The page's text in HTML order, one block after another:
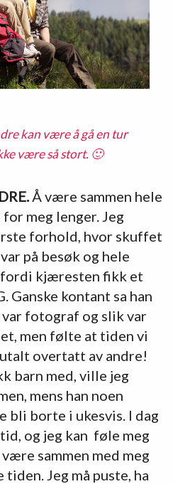
kan være å gå en tur
være så stort. 🙂
Å være sammen hele
meg lenger. Jeg
forhold, hvor skuffet
på besøk og hele
fordi kjæresten fikk et
Ganske kontant sa han
var fotograf og slik var
men følte at tiden vi
overtatt av andre!
barn med, ville jeg
mens han noen
bli borte i ukesvis. I dag
og jeg kan føle meg
sammen med meg
tiden. Jeg må puste, ha